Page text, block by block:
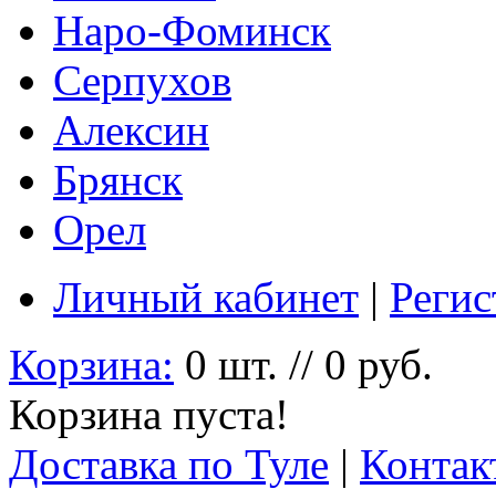
Наро-Фоминск
Серпухов
Алексин
Брянск
Орел
Личный кабинет |
Корзина: 0 шт. // 0 руб.
Корзина пуста!
Доставка по Туле |